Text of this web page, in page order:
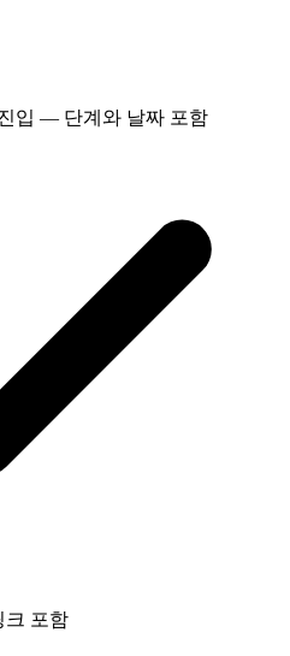
입 — 단계와 날짜 포함
크 포함